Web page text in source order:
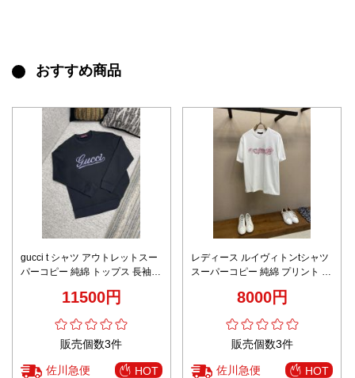
おすすめ商品
gucci t シャツ アウトレットスー
パーコピー 純綿 トップス 長袖
兼用 ブラック11500円
販売個数3件
佐川急便 HOT
レディース ルイヴィトンtシャツ
スーパーコピー 純綿 プリント 半
8000円
販売個数3件
佐川急便 HOT